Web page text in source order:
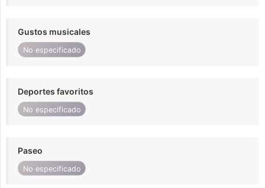
Gustos musicales
No especificado
Deportes favoritos
No especificado
Paseo
No especificado